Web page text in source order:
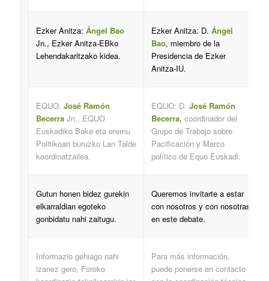
Ezker Anitza: Ángel Bao
Jn., Ezker Anitza-EBko
Lehendakaritzako kidea.
Ezker Anitza: D. Ángel
Bao, miembro de la
Presidencia de Ezker
Anitza-IU.
EQUO: José Ramón
BecerraJn., EQUO
Euskadiko Bake eta eremu
Politikoari buruzko Lan Talde
koordinatzailea.
EQUO: D. José Ramón
Becerra, coordinador del
Grupo de Trabajo sobre
Pacificación y Marco
político de Equo Euskadi.
Gutun honen bidez gurekin
elkarraldian egoteko
gonbidatu nahi zaitugu.
Queremos invitarte a estar
con nosotros y con nosotras
en este debate.
Informazio gehiago nahi
izanez gero, Foroko
Para más información,
puede ponerse en contacto